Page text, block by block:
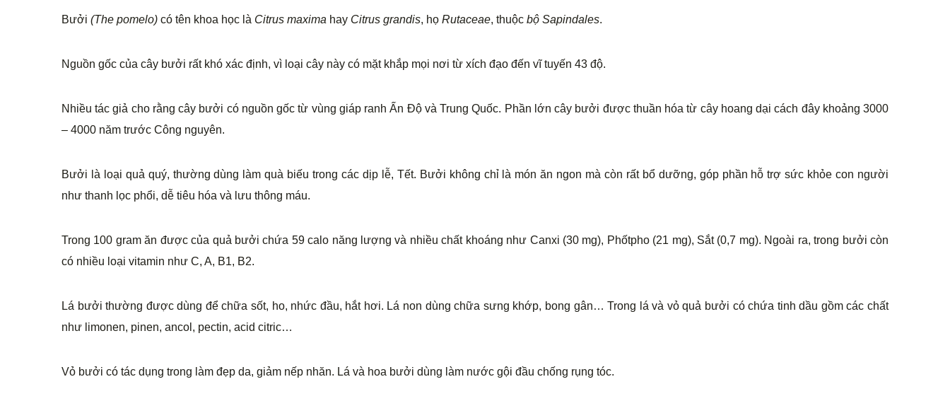
Bưởi (The pomelo) có tên khoa học là Citrus maxima hay Citrus grandis, họ Rutaceae, thuộc bộ Sapindales.
Nguồn gốc của cây bưởi rất khó xác định, vì loại cây này có mặt khắp mọi nơi từ xích đạo đến vĩ tuyến 43 độ.
Nhiều tác giả cho rằng cây bưởi có nguồn gốc từ vùng giáp ranh Ấn Độ và Trung Quốc. Phần lớn cây bưởi được thuần hóa từ cây hoang dại cách đây khoảng 3000
– 4000 năm trước Công nguyên.
Bưởi là loại quả quý, thường dùng làm quà biếu trong các dịp lễ, Tết. Bưởi không chỉ là món ăn ngon mà còn rất bổ dưỡng, góp phần hỗ trợ sức khỏe con người
như thanh lọc phổi, dễ tiêu hóa và lưu thông máu.
Trong 100 gram ăn được của quả bưởi chứa 59 calo năng lượng và nhiều chất khoáng như Canxi (30 mg), Phốtpho (21 mg), Sắt (0,7 mg). Ngoài ra, trong bưởi còn
có nhiều loại vitamin như C, A, B1, B2.
Lá bưởi thường được dùng để chữa sốt, ho, nhức đầu, hắt hơi. Lá non dùng chữa sưng khớp, bong gân… Trong lá và vỏ quả bưởi có chứa tinh dầu gồm các chất
như limonen, pinen, ancol, pectin, acid citric…
Vỏ bưởi có tác dụng trong làm đẹp da, giảm nếp nhăn. Lá và hoa bưởi dùng làm nước gội đầu chống rụng tóc.